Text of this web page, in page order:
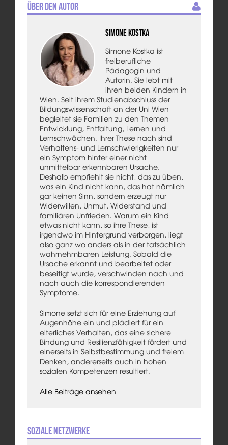
Über den Autor
Simone Kostka
Simone Kostka ist
freiberufliche
Pädagogin und
Autorin. Sie lebt mit
ihren beiden Kindern in
Wien. Seit ihrem Studienabschluss der
Bildungswissenschaft an der Uni Wien
begleitet sie Familien zu den Themen
Entwicklung, Entfaltung, Lernen und
Lernschwächen. Ihrer These nach sind
Verhaltens- und Lernschwierigkeiten nur
ein Symptom hinter einer nicht
unmittelbar erkennbaren Ursache.
Deshalb empfiehlt sie nicht, das zu üben,
was ein Kind nicht kann, das hat nämlich
gar keinen Sinn, sondern erzeugt nur
Widerwillen, Unmut, Widerstand und
familiären Unfrieden. Warum ein Kind
etwas nicht kann, so ihre These, ist
irgendwo im Hintergrund verborgen, liegt
also ganz wo anders als in der tatsächlich
wahrnehmbaren Leistung. Sobald die
Ursache erkannt und bearbeitet oder
beseitigt wurde, verschwinden nach und
nach auch die korrespondierenden
Symptome.
Simone setzt sich für eine Erziehung auf
Augenhöhe ein und plädiert für ein
elterliches Verhalten, das eine sichere
Bindung und Resilienzfähigkeit fördert und
einerseits in Selbstbestimmung und freiem
Denken, andererseits auch in hohen
sozialen Kompetenzen resultiert.
Alle Beiträge ansehen
Soziale Netzwerke